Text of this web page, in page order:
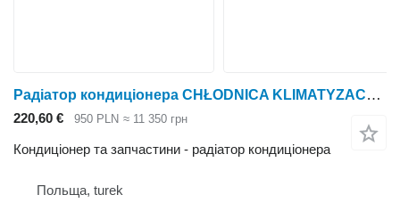
Радіатор кондиціонера CHŁODNICA KLIMATYZACJI DRD.450004242 *114391* до трактора колісного
220,60 € 950 PLN ≈ 11 350 грн
Кондиціонер та запчастини - радіатор кондиціонера
Польща, turek